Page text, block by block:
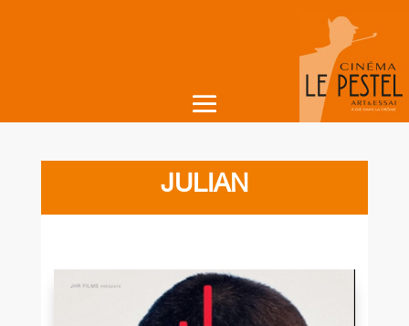
JULIAN